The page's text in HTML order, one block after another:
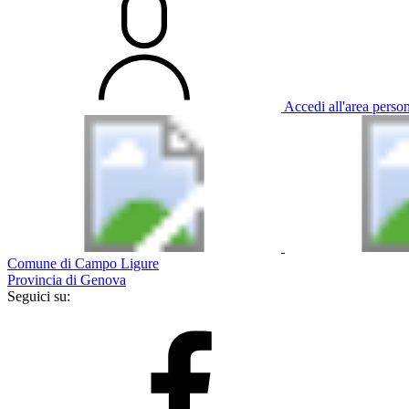
Accedi all'area
Comune di Campo Ligure
Provincia di Genova
Seguici su: